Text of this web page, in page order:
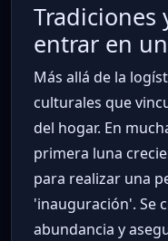
Tradiciones
entrar en
Más allá de la
culturales que
del hogar. En
primera luna
para realizar una
'inauguración'. Se
abundancia y